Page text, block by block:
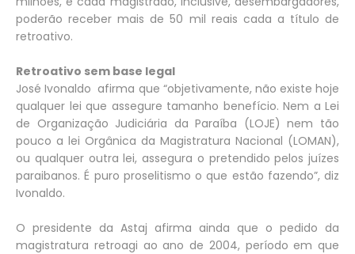
poderão receber mais de 50 mil reais cada a título de
retroativo.
Retroativo sem base legal
José Ivonaldo afirma que “objetivamente, não existe hoje
qualquer lei que assegure tamanho benefício. Nem a Lei
de Organização Judiciária da Paraíba (LOJE) nem tão
pouco a lei Orgânica da Magistratura Nacional (LOMAN),
ou qualquer outra lei, assegura o pretendido pelos juízes
paraibanos. É puro proselitismo o que estão fazendo”, diz
Ivonaldo.
O presidente da Astaj afirma ainda que o pedido da
magistratura retroagi ao ano de 2004, período em que